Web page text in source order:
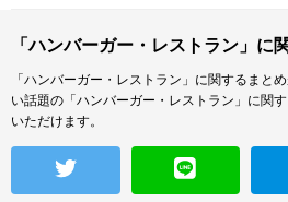
「ハンバーガー・レストラン」に
「ハンバーガー・レストラン」に関するまとめ
い話題の「ハンバーガー・レストラン」に関
いただけます。